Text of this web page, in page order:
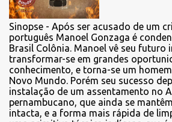
Sinopse - Após ser acusado de um
português Manoel Gonzaga é
Brasil Colônia. Manoel vê seu futuro
transformar-se em grandes
conhecimento, e torna-se um
Novo Mundo. Porém seu sucesso
instalação de um assentamento no
pernambucano, que ainda se
intacta, e a forma mais rápida de